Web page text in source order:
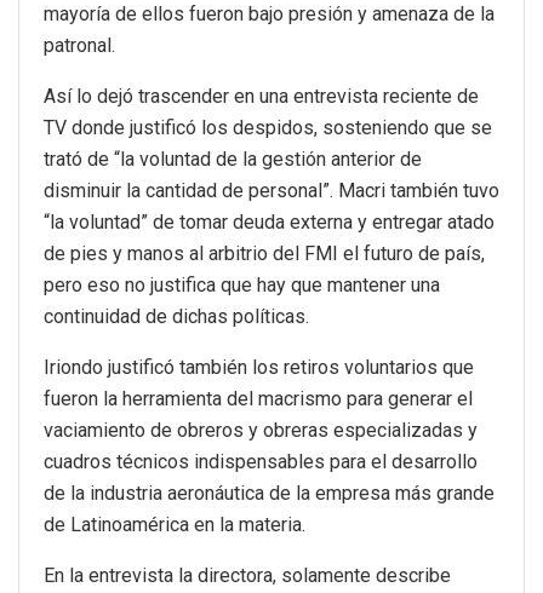
mayoría de ellos fueron bajo presión y amenaza de la
patronal.
Así lo dejó trascender en una entrevista reciente de
TV donde justificó los despidos, sosteniendo que se
trató de “la voluntad de la gestión anterior de
disminuir la cantidad de personal”. Macri también tuvo
“la voluntad” de tomar deuda externa y entregar atado
de pies y manos al arbitrio del FMI el futuro de país,
pero eso no justifica que hay que mantener una
continuidad de dichas políticas.
Iriondo justificó también los retiros voluntarios que
fueron la herramienta del macrismo para generar el
vaciamiento de obreros y obreras especializadas y
cuadros técnicos indispensables para el desarrollo
de la industria aeronáutica de la empresa más grande
de Latinoamérica en la materia.
En la entrevista la directora, solamente describe